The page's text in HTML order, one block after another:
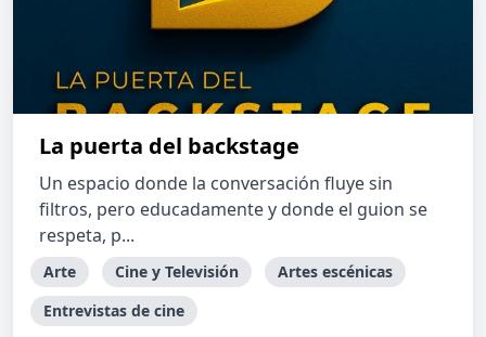
La puerta del backstage
Un espacio donde la conversación fluye sin
filtros, pero educadamente y donde el guion se
respeta, p...
Arte Cine y Televisión
Artes escénicas
Entrevistas de cine